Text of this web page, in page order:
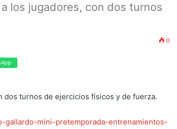
los jugadores, con dos turnos
0
dos turnos de ejercicios físicos y de fuerza.
gallardo-mini-pretemporada-entrenamientos-